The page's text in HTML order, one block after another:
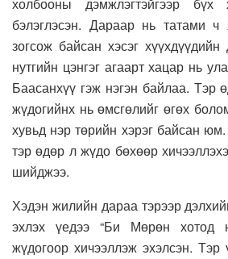
бэлэглэсэн. Дараар нь татами
зогсож байсан хэсэг
нутгийн цэнгэг агаарт хацар нь
Баасанхүү гэж нэгэн байлаа. Тэр
жүдогийнх нь өмсгөлийг өгөх
хувьд нэр төрийн хэрэг байсан
тэр өдөр л жүдо бөхөөр
шийджээ.
Хэдэн жилийн дараа тэрээр
эхлэх үедээ “Би Мөрөн хотод
жүдогоор хичээллэж эхэлсэн.